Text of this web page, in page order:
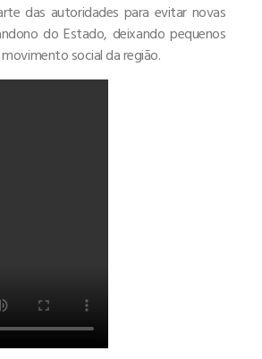
das autoridades para evitar novas
do Estado, deixando pequenos
social da região.